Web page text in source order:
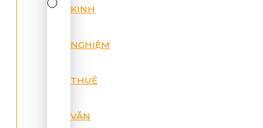
KINH
NGHIỆM
THUÊ
VĂN